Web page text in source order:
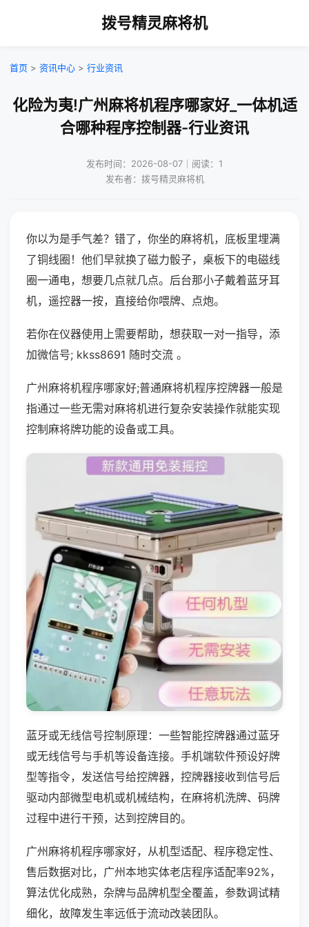
拨号精灵麻将机
首页 > 资讯中心 > 行业资讯
化险为夷!广州麻将机程序哪家好_一体机适
合哪种程序控制器-行业资讯
发布时间：2026-08-07｜阅读：1
发布者：拨号精灵麻将机
你以为是手气差？错了，你坐的麻将机，底板里埋满
了铜线圈！他们早就换了磁力骰子，桌板下的电磁线
圈一通电，想要几点就几点。后台那小子戴着蓝牙耳
机，遥控器一按，直接给你喂牌、点炮。
若你在仪器使用上需要帮助，想获取一对一指导，添
加微信号; kkss8691 随时交流 。
广州麻将机程序哪家好;普通麻将机程序控牌器一般是
指通过一些无需对麻将机进行复杂安装操作就能实现
控制麻将牌功能的设备或工具。
蓝牙或无线信号控制原理：一些智能控牌器通过蓝牙
或无线信号与手机等设备连接。手机端软件预设好牌
型等指令，发送信号给控牌器，控牌器接收到信号后
驱动内部微型电机或机械结构，在麻将机洗牌、码牌
过程中进行干预，达到控牌目的。
广州麻将机程序哪家好，从机型适配、程序稳定性、
售后数据对比，广州本地实体老店程序适配率92%，
算法优化成熟，杂牌与品牌机型全覆盖，参数调试精
细化，故障发生率远低于流动改装团队。